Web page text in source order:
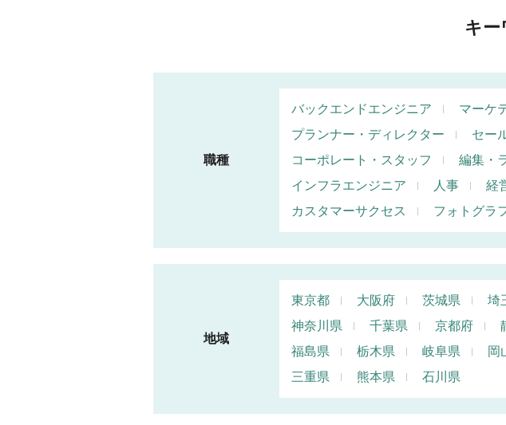
キー
職種
バックエンドエンジニア マーケ
プランナー・ディレクター
セー
コーポレート・スタッフ
編集・
インフラエンジニア
人事 経
カスタマーサクセス
フォトグラ
地域
東京都 大阪府 茨城県 埼
神奈川県
千葉県 京都府
福島県
栃木県 岐阜県 岡
三重県
熊本県 石川県